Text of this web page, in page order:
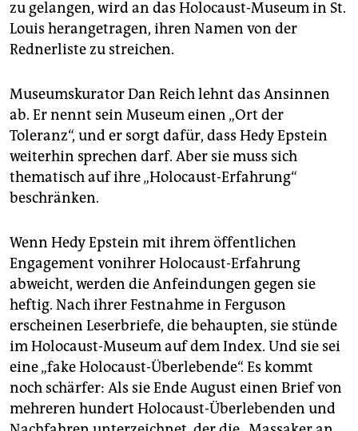
zu gelangen, wird an das Holocaust-Museum in St.
Louis herangetragen, ihren Namen von der
Rednerliste zu streichen.
Museumskurator Dan Reich lehnt das Ansinnen
ab. Er nennt sein Museum einen „Ort der
Toleranz“, und er sorgt dafür, dass Hedy Epstein
weiterhin sprechen darf. Aber sie muss sich
thematisch auf ihre „Holocaust-Erfahrung“
beschränken.
Wenn Hedy Epstein mit ihrem öffentlichen
Engagement vonihrer Holocaust-Erfahrung
abweicht, werden die Anfeindungen gegen sie
heftig. Nach ihrer Festnahme in Ferguson
erscheinen Leserbriefe, die behaupten, sie stünde
im Holocaust-Museum auf dem Index. Und sie sei
eine „fake Holocaust-Überlebende“. Es kommt
noch schärfer: Als sie Ende August einen Brief von
mehreren hundert Holocaust-Überlebenden und